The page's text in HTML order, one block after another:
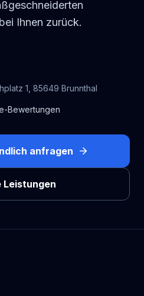
Ihnen zurück.
1 85649 Brunnthal
Bewertungen
anfragen
Leistungen